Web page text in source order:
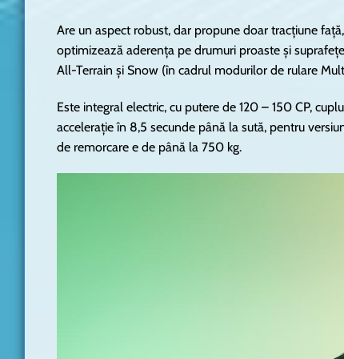
Are un aspect robust, dar propune doar tracțiune
optimizează aderența pe drumuri proaste și
All-Terrain și Snow (în cadrul modurilor de rulare
Este integral electric, cu putere de 120 – 150 CP,
accelerație în 8,5 secunde până la sută, pentru
de remorcare e de până la 750 kg.